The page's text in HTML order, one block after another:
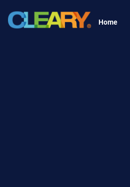
Home